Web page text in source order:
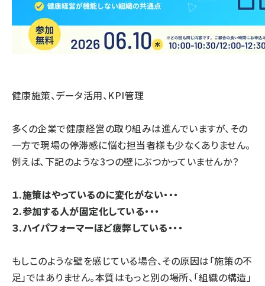
健康施策、データ活用、KPI管理
多くの企業で健康経営の取り組みは進んでいますが、その
一方で現場の停滞感に悩む担当者様も少なくありません。
例えば、下記のような3つの壁にぶつかっていませんか？
１.施策はやっているのに変化がない・・・
２.参加する人が固定化している・・・
３.ハイパフォーマーほど疲弊している・・・
もしこのような壁を感じている場合、その原因は「施策の不
足」ではありません。本質はもっと別の場所、「組織の構造」